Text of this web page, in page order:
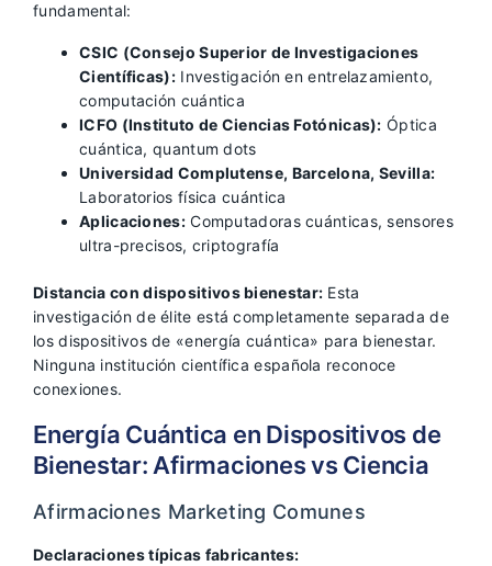
fundamental:
CSIC (Consejo Superior de Investigaciones
Científicas):Investigación en entrelazamiento,
computación cuántica
ICFO (Instituto de Ciencias Fotónicas): Óptica
cuántica, quantum dots
Universidad Complutense, Barcelona, Sevilla:
Laboratorios física cuántica
Aplicaciones:Computadoras cuánticas, sensores
ultra-precisos, criptografía
Distancia con dispositivos bienestar: Esta
investigación de élite está completamente separada de
los dispositivos de «energía cuántica» para bienestar.
Ninguna institución científica española reconoce
conexiones.
Energía Cuántica en Dispositivos de
Bienestar: Afirmaciones vs Ciencia
Afirmaciones Marketing Comunes
Declaraciones típicas fabricantes: